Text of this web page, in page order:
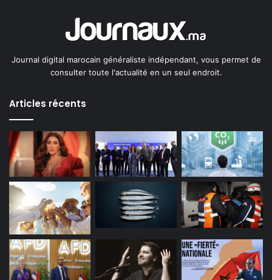
Journal digital marocain généraliste indépendant, vous permet de
consulter toute l'actualité en un seul endroit.
Articles récents